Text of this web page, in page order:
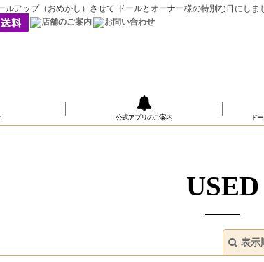
アップ（おめかし）させて ドールとオーナー様の特別な日にしま
公式アプリのご案内 ド
USED
表示